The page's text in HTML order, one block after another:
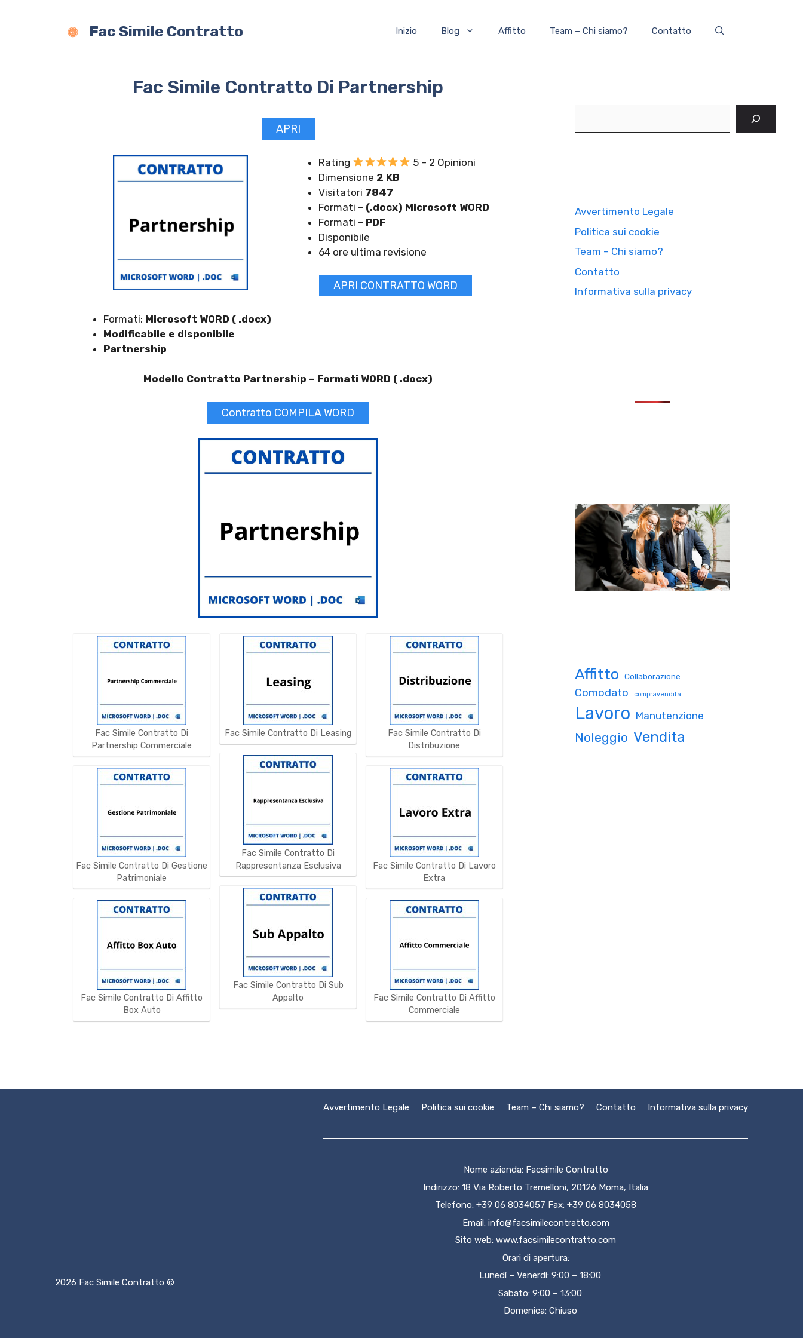
Fac Simile Contratto Inizio Blog Affitto Team – Chi siamo? Contatto
Fac Simile Contratto Di Partnership
APRI
Rating
5 – 2 Opinioni
Dimensione 2 KB
Visitatori 7847
Formati – (.docx) Microsoft WORD
Formati – PDF
Disponibile
64 ore ultima revisione
APRI CONTRATTO WORD
Formati: Microsoft WORD ( .docx)
Modificabile e disponibile
Partnership
Modello Contratto Partnership – Formati WORD ( .docx)
Contratto COMPILA WORD
Fac Simile Contratto Di
Partnership Commerciale
Fac Simile Contratto Di Gestione
Patrimoniale
Fac Simile Contratto Di Affitto
Box Auto
Fac Simile Contratto Di Leasing
Fac Simile Contratto Di
Rappresentanza Esclusiva
Fac Simile Contratto Di Sub
Appalto
Fac Simile Contratto Di
Distribuzione
Fac Simile Contratto Di Lavoro
Extra
Fac Simile Contratto Di Affitto
Commerciale
Avvertimento Legale
Politica sui cookie
Team – Chi siamo?
Contatto
Informativa sulla privacy
Affitto Collaborazione
Comodato compravendita
Lavoro Manutenzione
Noleggio Vendita
Avvertimento Legale Politica sui cookie Team – Chi siamo? Contatto Informativa sulla privacy
Nome azienda: Facsimile Contratto
Indirizzo: 18 Via Roberto Tremelloni, 20126 Moma, Italia
Telefono: +39 06 8034057 Fax: +39 06 8034058
Email: info@facsimilecontratto.com
Sito web: www.facsimilecontratto.com
Orari di apertura:
Lunedì – Venerdì: 9:00 – 18:00
Sabato: 9:00 – 13:00
Domenica: Chiuso
2026 Fac Simile Contratto ©